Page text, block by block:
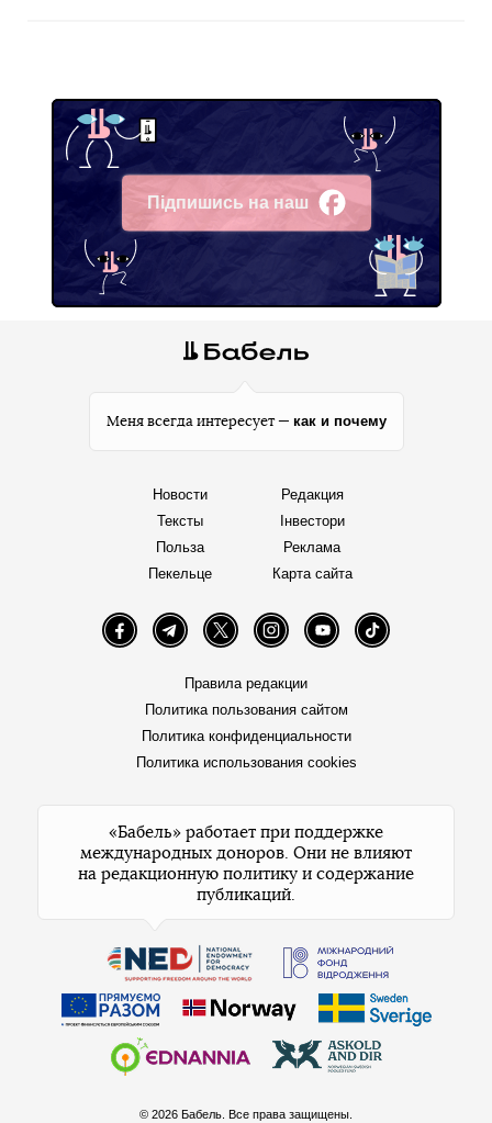
Підпишись на наш
Facebook
Меня всегда интересует — как и почему
Новости
Тексты
Польза
Пекельце
Редакция
Інвестори
Реклама
Карта сайта
FacebookTelegramTwitter InstagramYouTube TikTok
Правила редакции
Политика пользования сайтом
Политика конфиденциальности
Политика использования cookies
«Бабель» работает при поддержке
международных доноров. Они не влияют
на редакционную политику и содержание
публикаций.
© 2026 Бабель. Все права защищены.